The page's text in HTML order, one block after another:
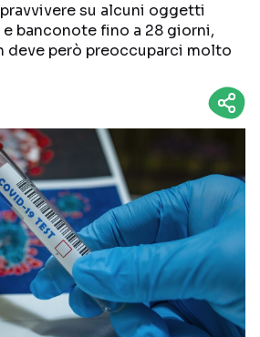
su alcuni oggetti
banconote fino a 28 giorni,
deve però preoccuparci molto